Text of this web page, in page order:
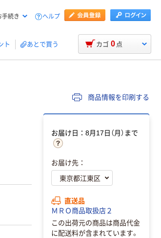
手続き ヘルプ
ト あとで買う カゴ 0 点
商品情報を印刷する
お届け日：8月17日（月）まで
お届け先：
直送品
ＭＲＯ商品取扱店２
この出荷元の商品は商品代金
に配送料が含まれています。